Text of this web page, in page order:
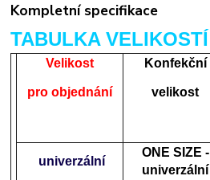
Kompletní specifikace
TABULKA VELIKOSTÍ
Velikost
pro objednání
Konfekční
velikost
univerzální
ONE SIZE -
univerzální